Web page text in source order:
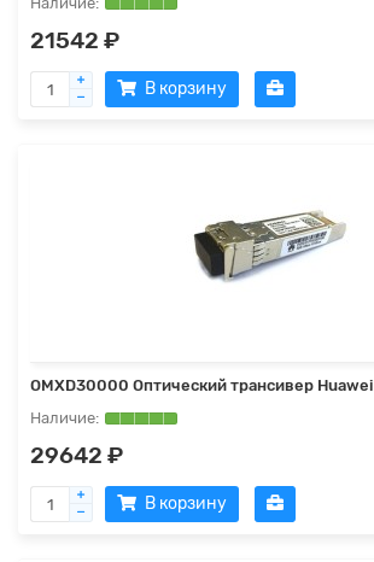
21542 ₽
В корзину
OMXD30000 Оптический трансивер Huawei
29642 ₽
В корзину